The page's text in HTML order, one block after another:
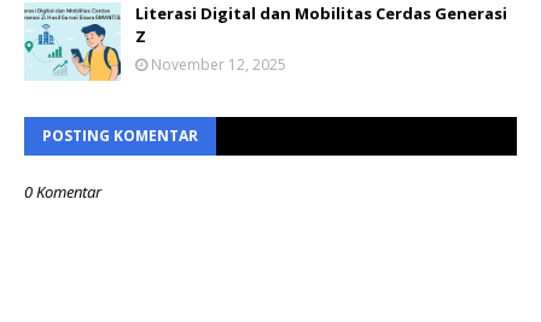
Literasi Digital dan Mobilitas Cerdas Generasi
Z
November 12, 2025
POSTING KOMENTAR
0 Komentar